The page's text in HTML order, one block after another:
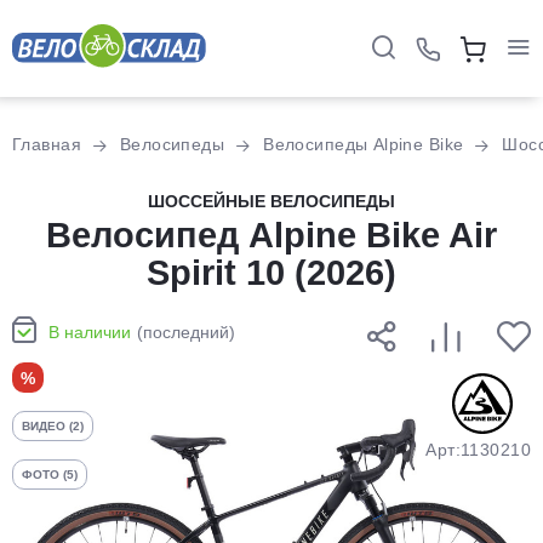
Главная Велосипеды Велосипеды Alpine Bike
ШОССЕЙНЫЕ ВЕЛОСИПЕДЫ
Велосипед Alpine Bike Air
Spirit 10 (2026)
В наличии (последний)
%
ВИДЕО (2)
ФОТО (5)
Арт:1130210
Разбейте
оплатуна части
без переплат
График платежей
25%